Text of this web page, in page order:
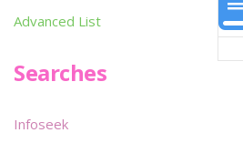
Advanced List
Searches
Infoseek